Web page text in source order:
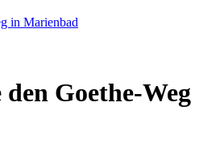
in Marienbad
Goethe-Weg